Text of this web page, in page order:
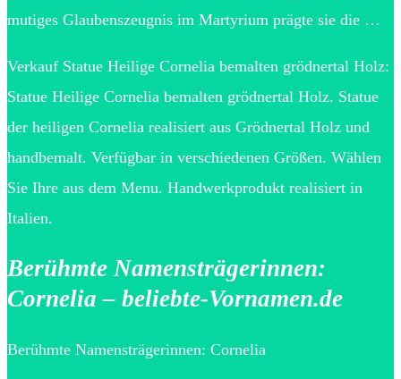
mutiges Glaubenszeugnis im Martyrium prägte sie die …
Verkauf Statue Heilige Cornelia bemalten grödnertal Holz:
Statue Heilige Cornelia bemalten grödnertal Holz. Statue
der heiligen Cornelia realisiert aus Grödnertal Holz und
handbemalt. Verfügbar in verschiedenen Größen. Wählen
Sie Ihre aus dem Menu. Handwerkprodukt realisiert in
Italien.
Berühmte Namensträgerinnen:
Cornelia – beliebte-Vornamen.de
Berühmte Namensträgerinnen: Cornelia